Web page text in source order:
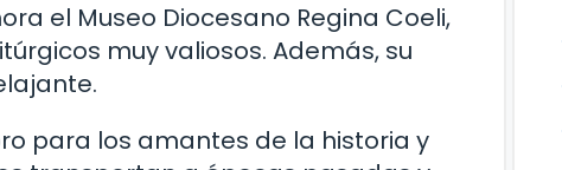
el Museo Diocesano Regina Coeli,
muy valiosos. Además, su
para los amantes de la historia y